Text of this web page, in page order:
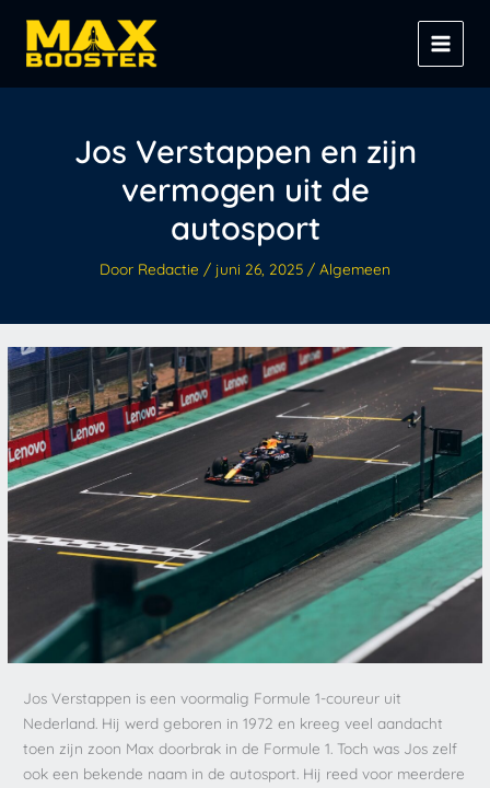
inhoud
Jos Verstappen en zijn
vermogen uit de
autosport
Door Redactie / juni 26, 2025 / Algemeen
Jos Verstappen is een voormalig Formule 1-coureur uit
Nederland. Hij werd geboren in 1972 en kreeg veel aandacht
toen zijn zoon Max doorbrak in de Formule 1. Toch was Jos zelf
ook een bekende naam in de autosport. Hij reed voor meerdere
Z
o